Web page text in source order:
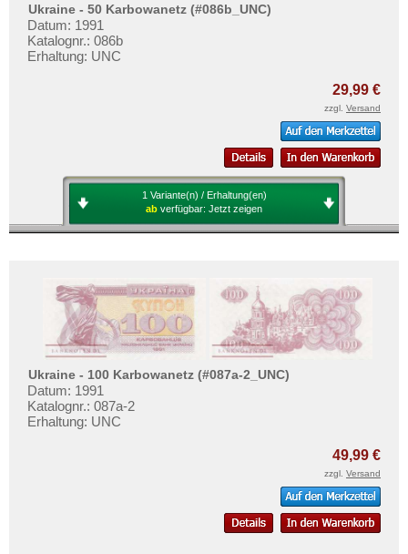
Ukraine - 50 Karbowanetz (#086b_UNC)
Datum: 1991
Katalognr.: 086b
Erhaltung: UNC
29,99 €
zzgl. Versand
1 Variante(n) / Erhaltung(en)
ab verfügbar: Jetzt zeigen
Ukraine - 100 Karbowanetz (#087a-2_UNC)
Datum: 1991
Katalognr.: 087a-2
Erhaltung: UNC
49,99 €
zzgl. Versand